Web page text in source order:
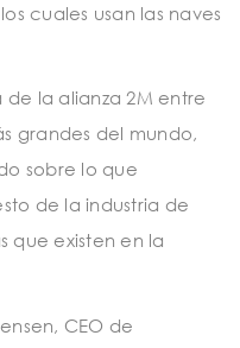
cuales usan las naves
la alianza 2M entre
grandes del mundo,
sobre lo que
de la industria de
que existen en la
CEO de